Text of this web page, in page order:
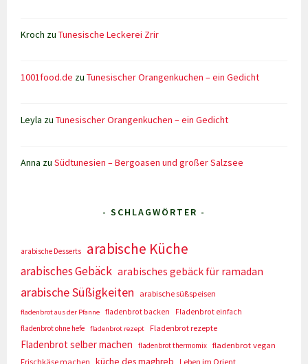
Kroch zuTunesische Leckerei Zrir
1001food.de zuTunesischer Orangenkuchen – ein Gedicht
Leyla zuTunesischer Orangenkuchen – ein Gedicht
Anna zuSüdtunesien – Bergoasen und großer Salzsee
- SCHLAGWÖRTER -
arabische Desserts arabische Küche
arabisches Gebäck arabisches gebäck für ramadan
arabische Süßigkeiten arabische süßspeisen
fladenbrot aus der Pfanne fladenbrot backen
Fladenbrot einfach
fladenbrot ohne hefe
fladenbrot rezept Fladenbrot rezepte
Fladenbrot selber machen fladenbrot thermomix fladenbrot vegan
Frischkäse machen
küche des maghreb
Leben im Orient